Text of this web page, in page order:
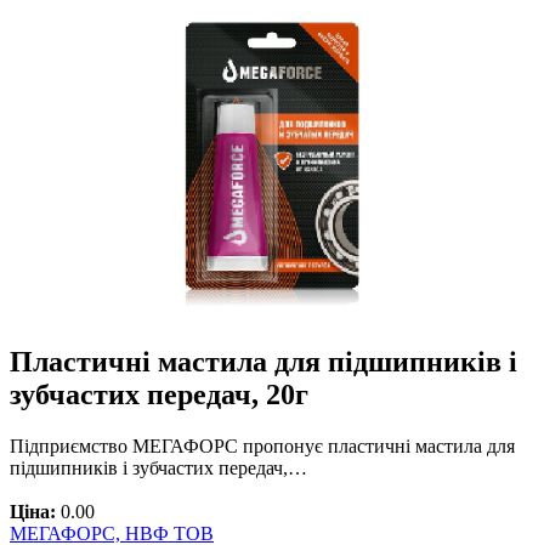
Пластичні мастила для підшипників і
зубчастих передач, 20г
Підприємство МЕГАФОРС пропонує пластичні мастила для
підшипників і зубчастих передач,…
Ціна: 0.00
МЕГАФОРС, НВФ ТОВ